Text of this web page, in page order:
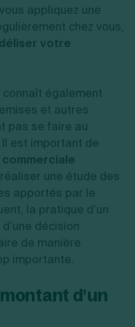
appliquez une
chez vous,
votre
également
et autres
pas se faire au
Il est important de
une étude des
apportés par le
la pratique d’un
décision
de manière
importante.
d’un